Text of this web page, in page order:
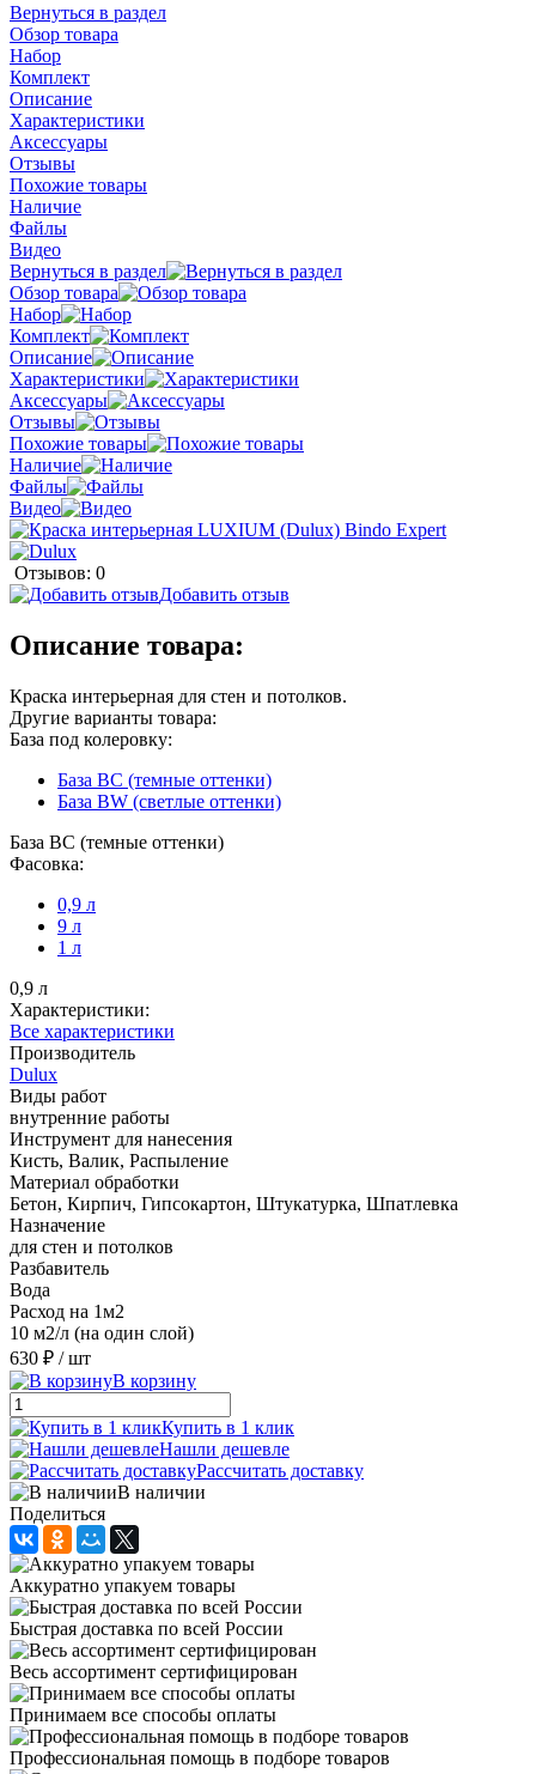
Вернуться в раздел
Обзор товара
Набор
Комплект
Описание
Характеристики
Аксессуары
Отзывы
Похожие товары
Наличие
Файлы
Видео
Вернуться в раздел
Обзор товара
Набор
Комплект
Описание
Характеристики
Аксессуары
Отзывы
Похожие товары
Наличие
Файлы
Видео
Отзывов: 0
Добавить отзыв
Описание товара:
Краска интерьерная для стен и потолков.
Другие варианты товара:
База под колеровку:
База BС (темные оттенки)
База BW (светлые оттенки)
База BС (темные оттенки)
Фасовка:
0,9 л
9 л
1 л
0,9 л
Характеристики:
Все характеристики
Производитель
Dulux
Виды работ
внутренние работы
Инструмент для нанесения
Кисть, Валик, Распыление
Материал обработки
Бетон, Кирпич, Гипсокартон, Штукатурка, Шпатлевка
Назначение
для стен и потолков
Разбавитель
Вода
Расход на 1м2
10 м2/л (на один слой)
630 ₽ / шт
В корзину
Купить в 1 клик
Нашли дешевле
Рассчитать доставку
В наличии
Поделиться
Аккуратно упакуем товары
Быстрая доставка по всей России
Весь ассортимент сертифицирован
Принимаем все способы оплаты
Профессиональная помощь в подборе товаров